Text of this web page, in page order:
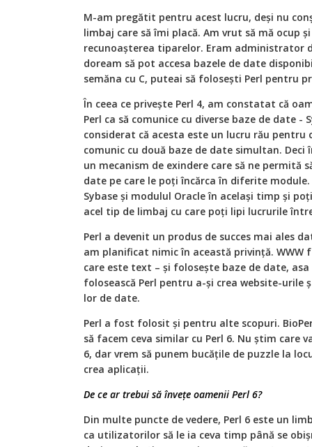
M-am pregătit pentru acest lucru, deși nu
limbaj care să îmi placă. Am vrut să mă ocup
recunoașterea tiparelor. Eram administrator
doream să pot accesa bazele de date
semăna cu C, puteai să folosești Perl pentru
În ceea ce privește Perl 4, am constatat că
Perl ca să comunice cu diverse baze de date -
considerat că acesta este un lucru rău pentru
comunic cu două baze de date simultan. Deci
un mecanism de exindere care să ne permită
date pe care le poți încărca în diferite
Sybase și modulul Oracle în același timp și
acel tip de limbaj cu care poți lipi lucrurile
Perl a devenit un produs de succes mai ales
am planificat nimic în această privință. WWW
care este text – și folosește baze de date,
folosească Perl pentru a-și crea website-urile
lor de date.
Perl a fost folosit și pentru alte scopuri.
să facem ceva similar cu Perl 6. Nu știm care
6, dar vrem să punem bucățile de puzzle la
crea aplicații.
De ce ar trebui să învețe oamenii Perl 6?
Din multe puncte de vedere, Perl 6 este un
ca utilizatorilor să le ia ceva timp până se